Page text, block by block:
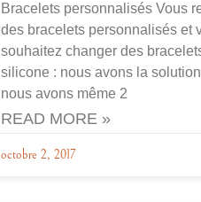
Bracelets personnalisés Vous
des bracelets personnalisés et
souhaitez changer des
silicone : nous avons la
nous avons même 2
READ MORE »
octobre 2, 2017